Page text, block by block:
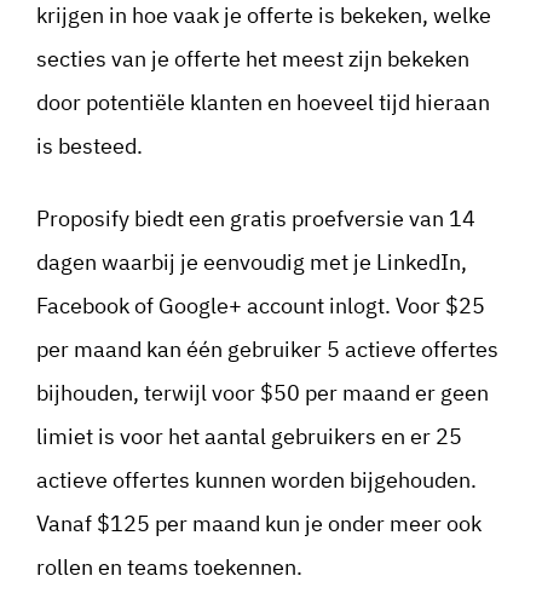
krijgen in hoe vaak je offerte is bekeken, welke
secties van je offerte het meest zijn bekeken
door potentiële klanten en hoeveel tijd hieraan
is besteed.
Proposify biedt een gratis proefversie van 14
dagen waarbij je eenvoudig met je LinkedIn,
Facebook of Google+ account inlogt. Voor $25
per maand kan één gebruiker 5 actieve offertes
bijhouden, terwijl voor $50 per maand er geen
limiet is voor het aantal gebruikers en er 25
actieve offertes kunnen worden bijgehouden.
Vanaf $125 per maand kun je onder meer ook
rollen en teams toekennen.